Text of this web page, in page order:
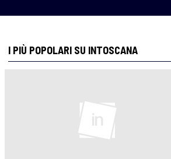
I PIÙ POPOLARI SU INTOSCANA